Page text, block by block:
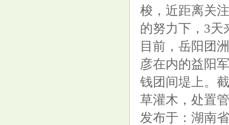
梭，近距离关
的努力下，3天
目前，岳阳团
彦在内的益阳
钱团间堤上。
草灌木，处置
发布于：湖南省